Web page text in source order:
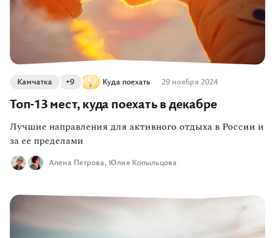
Куда поехать
+9
Камчатка 29 ноября 2024
Топ-13 мест, куда поехать в декабре
Лучшие направления для активного отдыха в России и
за ее пределами
Алена Петрова Юлия Копыльцова